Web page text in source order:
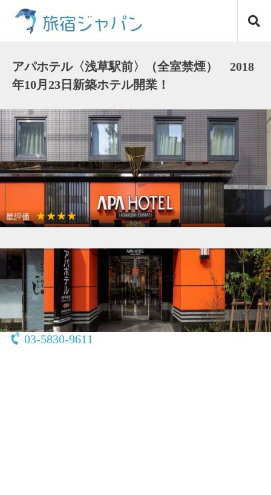
キ
ッ
プ
旅宿ジャパン
アパホテル〈浅草駅前〉（全室禁煙） 2018
年10月23日新築ホテル開業！
星評価 :★★★★
繁華街が近い
〒111-0043
東京都 台東区駒形1-12-16
03-5830-9611